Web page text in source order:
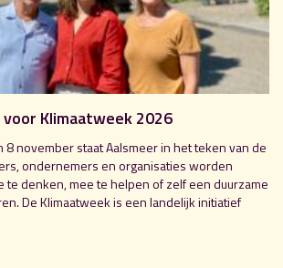
Klimaatweek 2026
8 november staat Aalsmeer in het teken van de
ondernemers en organisaties worden
te denken, mee te helpen of zelf een duurzame
De Klimaatweek is een landelijk initiatief